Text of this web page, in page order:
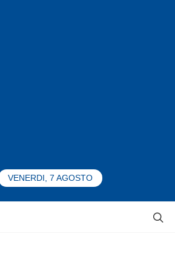
VENERDI, 7 AGOSTO